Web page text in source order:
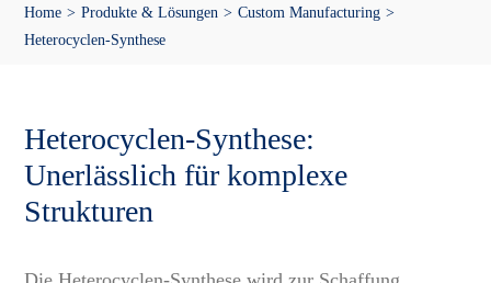
Home Produkte & Lösungen
Custom Manufacturing
Heterocyclen-Synthese
Heterocyclen-Synthese:
Unerlässlich für komplexe
Strukturen